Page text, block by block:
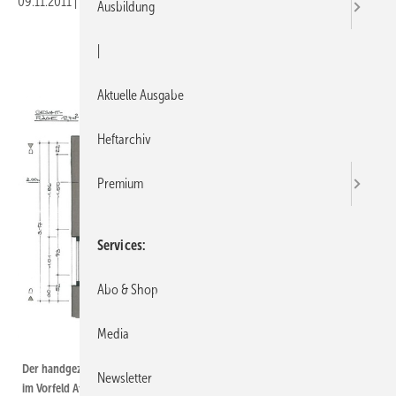
Der handgezeichnete Grund­riss zeigt die Gliederung und vermittelt schon
im ­Vorfeld Atmosphäre. Die Dachschrägen konnten gut integriert werden.
Ausbildung
Aktuelle Ausgabe
Heftarchiv
Premium
Services
Abo & Shop
Media
Newsletter